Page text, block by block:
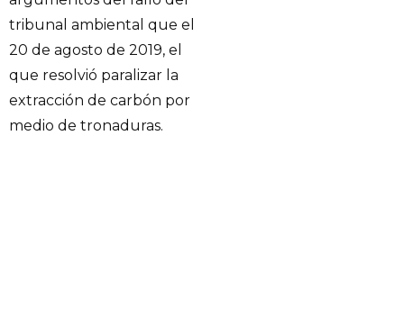
tribunal ambiental que el
20 de agosto de 2019, el
que resolvió paralizar la
extracción de carbón por
medio de tronaduras.